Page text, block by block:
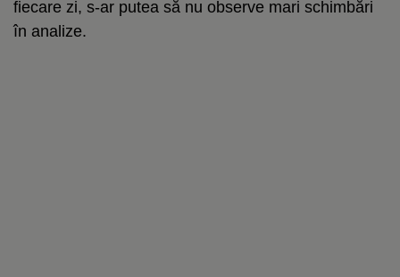
fiecare zi, s-ar putea să nu observe mari schimbări
în analize.